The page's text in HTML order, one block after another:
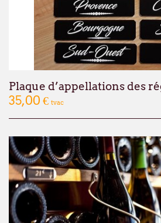
Plaque d’appellations des
35,00 € tvac